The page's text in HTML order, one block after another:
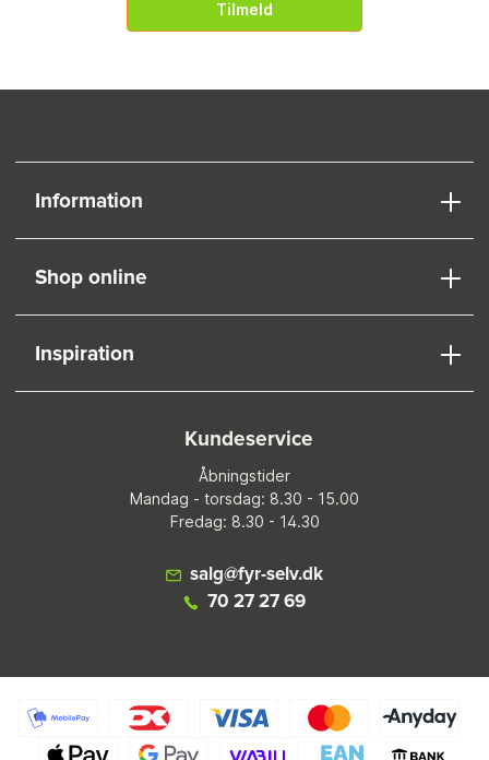
Tilmeld
Information
Shop online
Inspiration
Kundeservice
Åbningstider
Mandag - torsdag: 8.30 - 15.00
Fredag: 8.30 - 14.30
salg@fyr-selv.dk
70 27 27 69